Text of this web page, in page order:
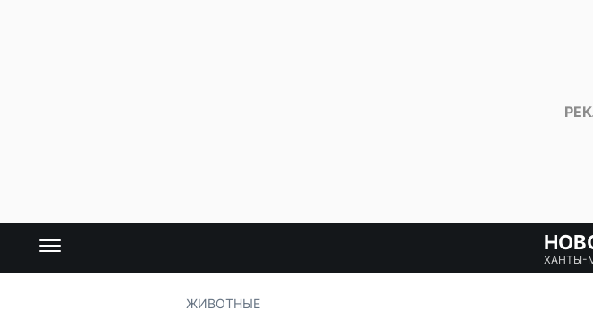
ХАНТЫ-
ЖИВОТНЫЕ